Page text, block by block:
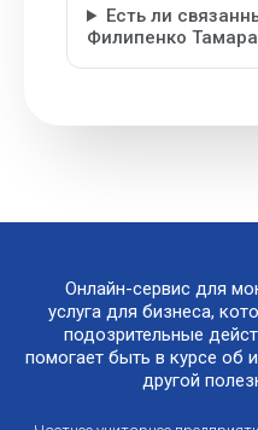
Есть ли
Филипенко Тамара
Онлайн-сервис для
услуга для бизнеса,
подозрительные
помогает быть в курсе об
другой